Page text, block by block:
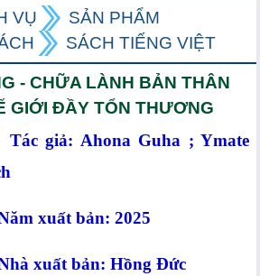
VỤ
SẢN PHẨM
SÁCH TIẾNG VIỆT
- CHỮA LÀNH BẢN THÂN
GIỚI ĐẦY TỔN THƯƠNG
giả: Ahona Guha ; Ymate
xuất bản: 2025
xuất bản: Hồng Đức